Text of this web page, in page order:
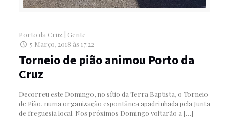
Porto da Cruz
Gente
5 Março, 2018 às 17:22
Torneio de pião animou Porto da
Cruz
Decorreu este Domingo, no sítio da Terra Baptista, o Torneio
de Pião, numa organização espontânea apadrinhada pela Junta
de freguesia local. Nos próximos Domingo voltarão a […]